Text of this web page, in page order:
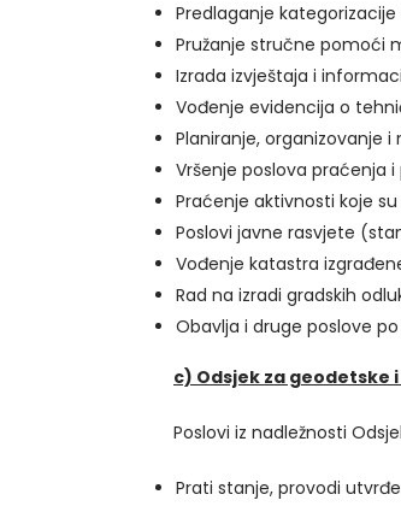
Predlaganje
Pružanje stručne pomoći
Izrada izvještaja i
Vođenje evidencija o
Planiranje, organizovanje
Vršenje poslova praćenja
Praćenje aktivnosti koje
Poslovi javne rasvjete
Vođenje katastra
Rad na izradi gradskih
Obavlja i druge poslove
c) Odsjek za geodetske
Poslovi iz nadležnosti
Prati stanje, provodi